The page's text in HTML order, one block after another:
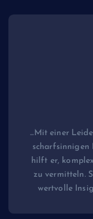
...Mit einer
scharfsinnigen
hilft er,
zu vermitteln.
wertvolle